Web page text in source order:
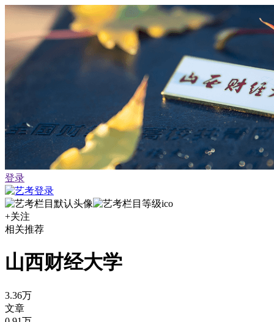
登录
+关注
相关推荐
山西财经大学
3.36万
文章